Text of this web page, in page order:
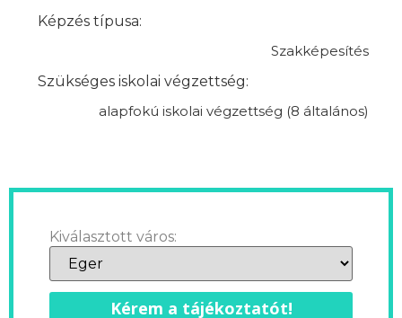
Képzés típusa:
Szakképesítés
Szükséges iskolai végzettség:
alapfokú iskolai végzettség (8 általános)
Kiválasztott város:
Kérem a tájékoztatót!